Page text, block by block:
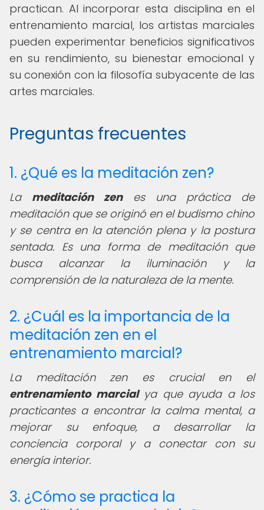
practican. Al incorporar esta disciplina en el
entrenamiento marcial, los artistas marciales
pueden experimentar beneficios significativos
en su rendimiento, su bienestar emocional y
su conexión con la filosofía subyacente de las
artes marciales.
Preguntas frecuentes
1. ¿Qué es la meditación zen?
La meditación zenes una práctica de
meditación que se originó en el budismo chino
y se centra en la atención plena y la postura
sentada. Es una forma de meditación que
busca alcanzar la iluminación y la
comprensión de la naturaleza de la mente.
2. ¿Cuál es la importancia de la
meditación zen en el
entrenamiento marcial?
La meditación zen es crucial en el
entrenamiento marcialya que ayuda a los
practicantes a encontrar la calma mental, a
mejorar su enfoque, a desarrollar la
conciencia corporal y a conectar con su
energía interior.
3. ¿Cómo se practica la